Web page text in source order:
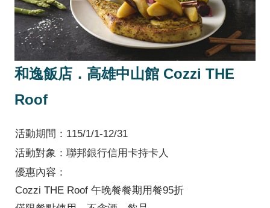
和逸飯店．高雄中山館 Cozzi THE
Roof
活動期間：115/1/1-12/31
活動對象：聯邦銀行信用卡持卡人
優惠內容：
Cozzi THE Roof 午晚餐餐期用餐95折